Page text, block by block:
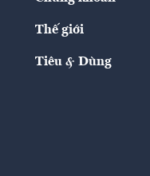
Thế giới
Tiêu & Dùng